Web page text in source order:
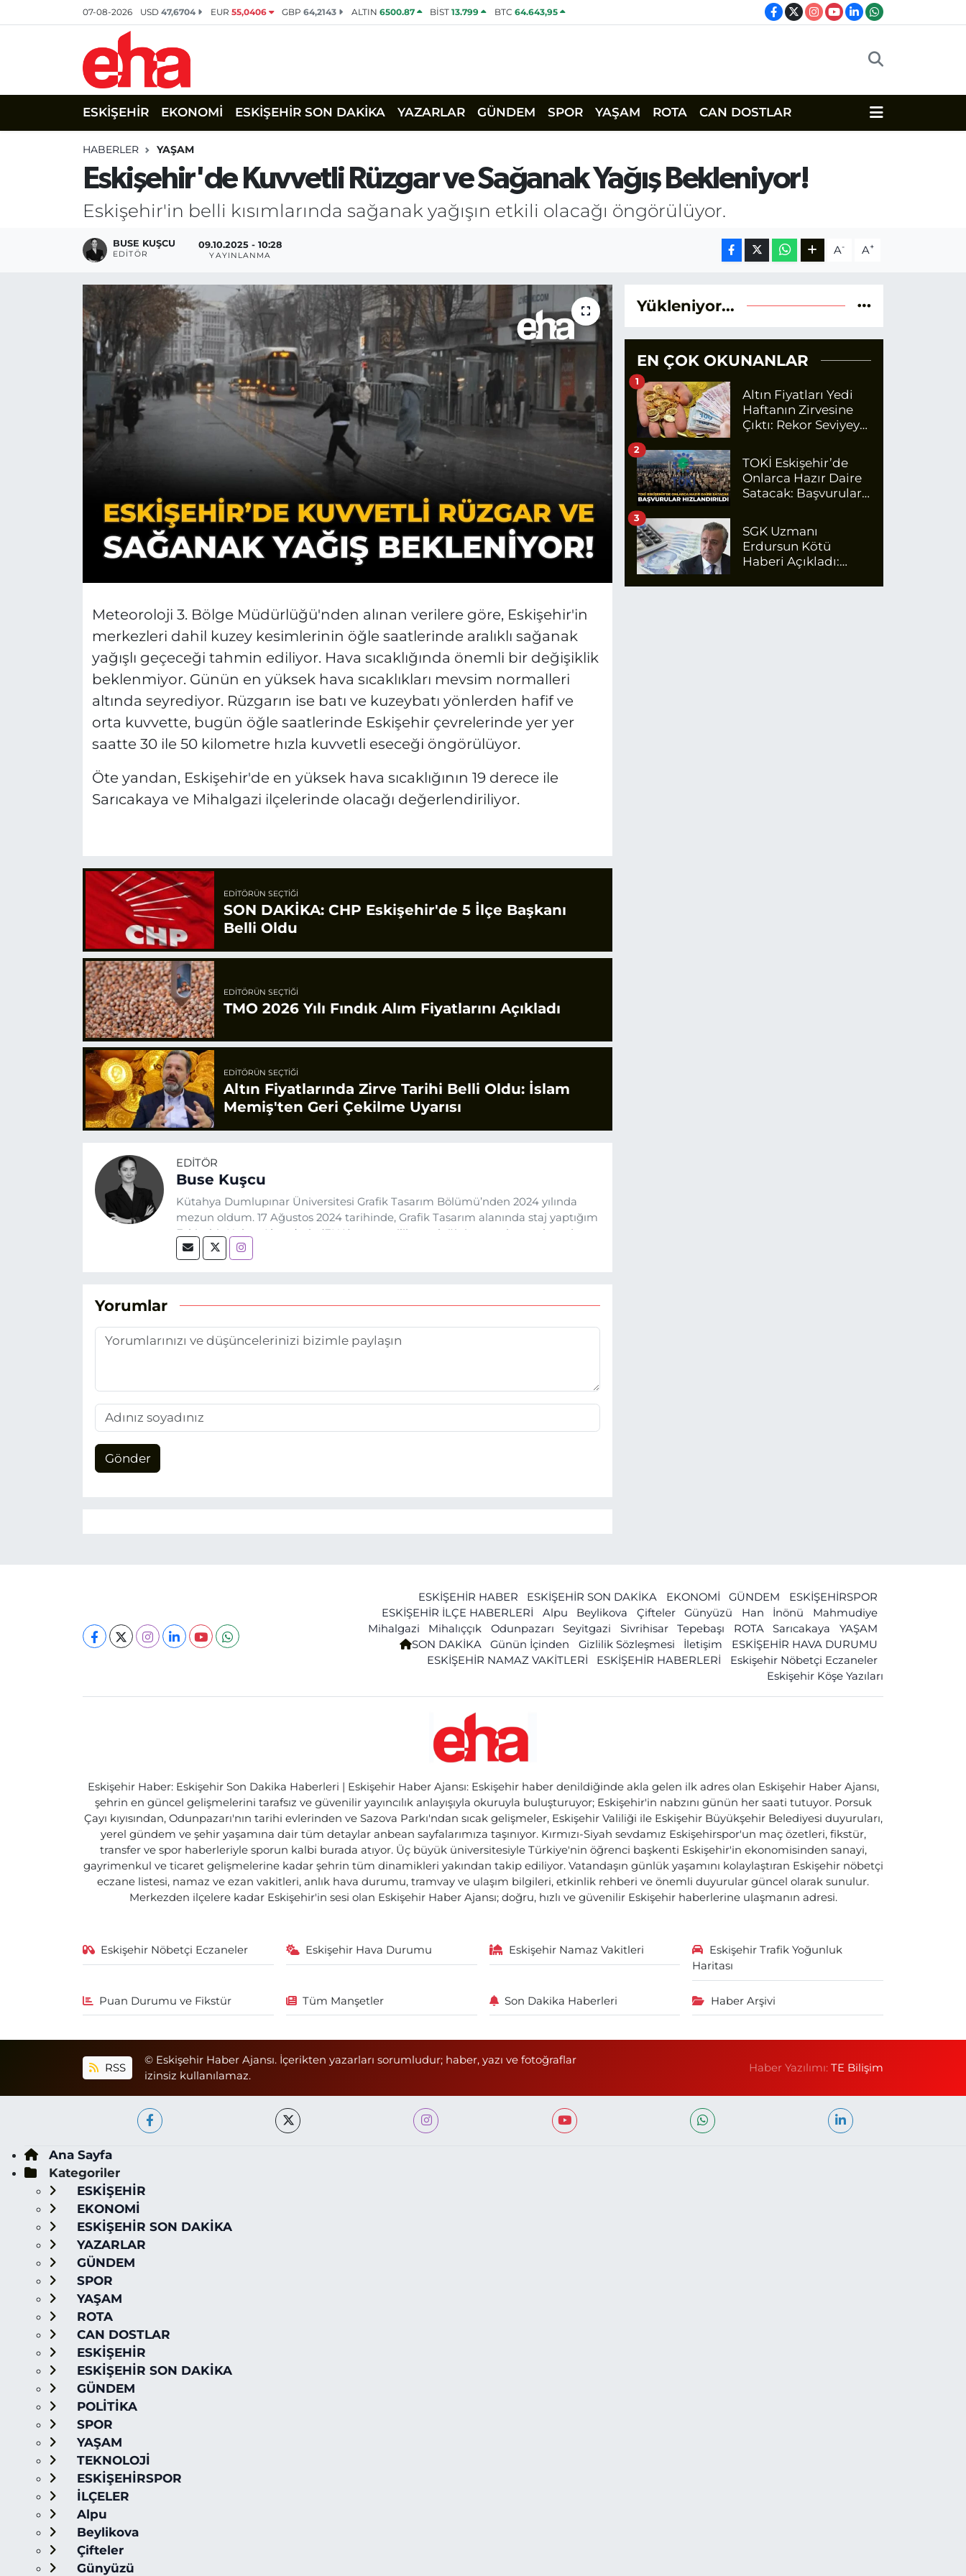
07-08-2026 USD47,6704 EUR 55,0406 GBP64,2143 ALTIN 6500.87 BİST13.799 BTC 64.643,95
ESKİŞEHİR EKONOMİ ESKİŞEHİR SON DAKİKA YAZARLAR GÜNDEM SPOR YAŞAM ROTA CAN DOSTLAR
HABERLER YAŞAM
Eskişehir'de Kuvvetli Rüzgar ve Sağanak Yağış Bekleniyor!
Eskişehir'in belli kısımlarında sağanak yağışın etkili olacağı öngörülüyor.
BUSE KUŞCU
EDITÖR
09.10.2025 - 10:28
YAYINLANMA A- A+
Meteoroloji 3. Bölge Müdürlüğü'nden alınan verilere göre, Eskişehir'in
merkezleri dahil kuzey kesimlerinin öğle saatlerinde aralıklı sağanak
yağışlı geçeceği tahmin ediliyor. Hava sıcaklığında önemli bir değişiklik
beklenmiyor. Günün en yüksek hava sıcaklıkları mevsim normalleri
altında seyrediyor. Rüzgarın ise batı ve kuzeybatı yönlerden hafif ve
orta kuvvette, bugün öğle saatlerinde Eskişehir çevrelerinde yer yer
saatte 30 ile 50 kilometre hızla kuvvetli eseceği öngörülüyor.
Öte yandan, Eskişehir'de en yüksek hava sıcaklığının 19 derece ile
Sarıcakaya ve Mihalgazi ilçelerinde olacağı değerlendiriliyor.
EDITÖRÜN SEÇTIĞI
SON DAKİKA: CHP Eskişehir'de 5 İlçe Başkanı
Belli Oldu
EDITÖRÜN SEÇTIĞI
TMO 2026 Yılı Fındık Alım Fiyatlarını Açıkladı
EDITÖRÜN SEÇTIĞI
Altın Fiyatlarında Zirve Tarihi Belli Oldu: İslam
Memiş'ten Geri Çekilme Uyarısı
EDITÖR
Buse Kuşcu
Kütahya Dumlupınar Üniversitesi Grafik Tasarım Bölümü’nden 2024 yılında
mezun oldum. 17 Ağustos 2024 tarihinde, Grafik Tasarım alanında staj yaptığım
Eskişehir Haber Ajansı’nda (EHA) gazetecilik mesleğinin temel unsurlarından
biri olan merak duygusunun etkisiyle basın sektörüne adım attım.
Yorumlar
Gönder
Yükleniyor...
EN ÇOK OKUNANLAR
Altın Fiyatları Yedi
Haftanın Zirvesine
Çıktı: Rekor Seviyeye
1
TOKİ Eskişehir’de
Onlarca Hazır Daire
Satacak: Başvurular
2
SGK Uzmanı
Erdursun Kötü
Haberi Açıkladı:
İçin Net Rakam
3
ESKİŞEHİR HABER ESKİŞEHİR SON DAKİKA EKONOMİ GÜNDEM
ESKİŞEHİRSPOR
ESKİŞEHİR İLÇE HABERLERİ
Alpu Beylikova Çifteler Günyüzü Han İnönü
Mahmudiye
Mihalgazi
Mihalıççık Odunpazarı Seyitgazi Sivrihisar Tepebaşı ROTA Sarıcakaya
YAŞAM
SON DAKİKA
Günün İçinden Gizlilik Sözleşmesi İletişim
ESKİŞEHİR HAVA DURUMU
ESKİŞEHİR NAMAZ VAKİTLERİ
ESKİŞEHİR HABERLERİ
Eskişehir Nöbetçi Eczaneler
Eskişehir Köşe Yazıları
Eskişehir Haber: Eskişehir Son Dakika Haberleri | Eskişehir Haber Ajansı: Eskişehir haber denildiğinde akla gelen ilk adres olan Eskişehir Haber Ajansı,
şehrin en güncel gelişmelerini tarafsız ve güvenilir yayıncılık anlayışıyla okuruyla buluşturuyor; Eskişehir'in nabzını günün her saati tutuyor. Porsuk
Çayı kıyısından, Odunpazarı'nın tarihi evlerinden ve Sazova Parkı'ndan sıcak gelişmeler, Eskişehir Valiliği ile Eskişehir Büyükşehir Belediyesi duyuruları,
yerel gündem ve şehir yaşamına dair tüm detaylar anbean sayfalarımıza taşınıyor. Kırmızı-Siyah sevdamız Eskişehirspor'un maç özetleri, fikstür,
transfer ve spor haberleriyle sporun kalbi burada atıyor. Üç büyük üniversitesiyle Türkiye'nin öğrenci başkenti Eskişehir'in ekonomisinden sanayi,
gayrimenkul ve ticaret gelişmelerine kadar şehrin tüm dinamikleri yakından takip ediliyor. Vatandaşın günlük yaşamını kolaylaştıran Eskişehir nöbetçi
eczane listesi, namaz ve ezan vakitleri, anlık hava durumu, tramvay ve ulaşım bilgileri, etkinlik rehberi ve önemli duyurular güncel olarak sunulur.
Merkezden ilçelere kadar Eskişehir'in sesi olan Eskişehir Haber Ajansı; doğru, hızlı ve güvenilir Eskişehir haberlerine ulaşmanın adresi.
Eskişehir Nöbetçi Eczaneler Eskişehir Hava Durumu Eskişehir Namaz Vakitleri
Eskişehir Trafik Yoğunluk
Haritası
Puan Durumu ve Fikstür Tüm Manşetler Son Dakika Haberleri Haber Arşivi
RSS
© Eskişehir Haber Ajansı. İçerikten yazarları sorumludur; haber, yazı ve fotoğraflar
izinsiz kullanılamaz.
Haber Yazılımı:TE Bilişim
Ana Sayfa
Kategoriler
ESKİŞEHİR
EKONOMİ
ESKİŞEHİR SON DAKİKA
YAZARLAR
GÜNDEM
SPOR
YAŞAM
ROTA
CAN DOSTLAR
ESKİŞEHİR
ESKİŞEHİR SON DAKİKA
GÜNDEM
POLİTİKA
SPOR
YAŞAM
TEKNOLOJİ
ESKİŞEHİRSPOR
İLÇELER
Alpu
Beylikova
Çifteler
Günyüzü